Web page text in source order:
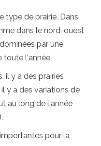
type de prairie. Dans
dans le nord-ouest
par une
toute l'année.
il y a des prairies
y a des variations de
au long de l'année
pour la